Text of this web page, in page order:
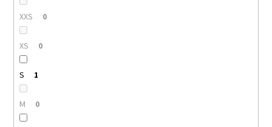
XXS 0
XS 0
S 1
M 0